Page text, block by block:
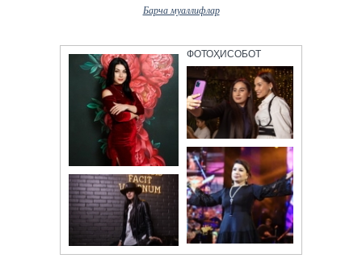
Барча муаллифлар
ФОТОҲИСОБОТ